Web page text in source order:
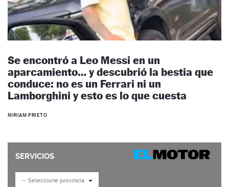
Se encontró a Leo Messi en un
aparcamiento… y descubrió la bestia que
conduce: no es un Ferrari ni un
Lamborghini y esto es lo que cuesta
MIRIAM PRIETO